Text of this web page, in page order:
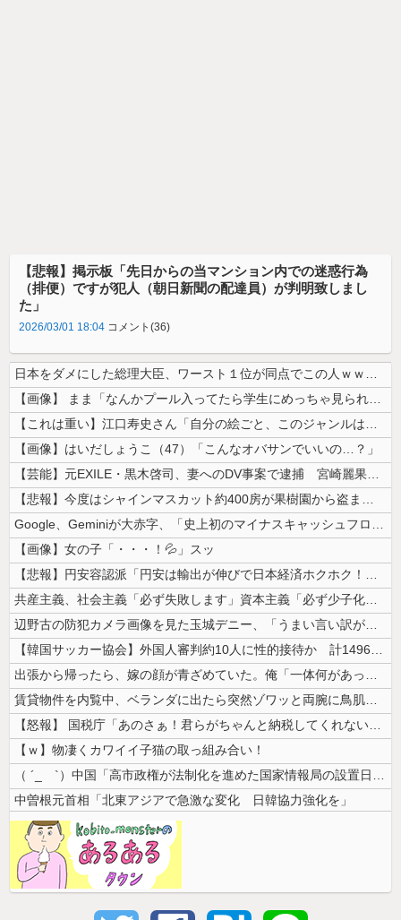
【悲報】掲示板「先日からの当マンション内での迷惑行為
（排便）ですが犯人（朝日新聞の配達員）が判明致しまし
た」
2026/03/01 18:04 コメント(36)
日本をダメにした総理大臣、ワースト１位が同点でこの人ｗｗｗｗｗｗ
【画像】 まま「なんかプール入ってたら学生にめっちゃ見られたw」
【これは重い】江口寿史さん「自分の絵ごと、このジャンルはそろそろ終わり...
【画像】はいだしょうこ（47）「こんなオバサンでいいの…？」
【芸能】元EXILE・黒木啓司、妻へのDV事案で逮捕 宮崎麗果被告は全...
【悲報】今度はシャインマスカット約400房が果樹園から盗まれる 参議院...
Google、Geminiが大赤字、「史上初のマイナスキャッシュフロー...
【画像】女の子「・・・！💦」スッ
【悲報】円安容認派「円安は輸出が伸びで日本経済ホクホク！」⇒ 世界に売...
共産主義、社会主義「必ず失敗します」資本主義「必ず少子化します」
辺野古の防犯カメラ画像を見た玉城デニー、「うまい言い訳が思いつかなかっ...
【韓国サッカー協会】外国人審判約10人に性的接待か 計1496回、約2...
出張から帰ったら、嫁の顔が青ざめていた。俺「一体何があったんだ？」嫁「...
賃貸物件を内覧中、ベランダに出たら突然ゾワッと両腕に鳥肌が出た。「やっ...
【怒報】 国税庁「あのさぁ！君らがちゃんと納税してくれないとこうなっち...
【ｗ】物凄くカワイイ子猫の取っ組み合い！
（ ´_ゝ`）中国「高市政権が法制化を進めた国家情報局の設置日が7月3...
中曽根元首相「北東アジアで急激な変化 日韓協力強化を」